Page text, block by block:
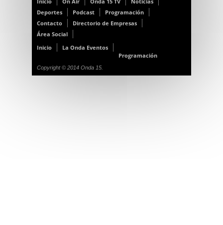
Deportes
Podcast
Programación
Contacto
Directorio de Empresas
Área Social
Inicio
La Onda Eventos
Programación
Copyright © 2014 Onda 15.